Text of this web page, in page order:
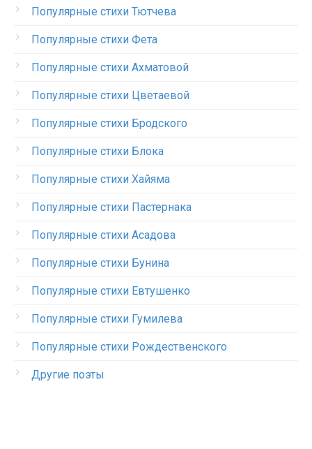
Популярные стихи Тютчева
Популярные стихи Фета
Популярные стихи Ахматовой
Популярные стихи Цветаевой
Популярные стихи Бродского
Популярные стихи Блока
Популярные стихи Хайяма
Популярные стихи Пастернака
Популярные стихи Асадова
Популярные стихи Бунина
Популярные стихи Евтушенко
Популярные стихи Гумилева
Популярные стихи Рождественского
Другие поэты